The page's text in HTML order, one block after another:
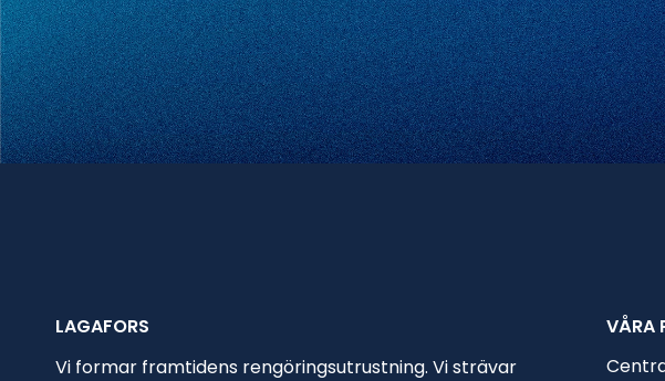
LAGAFORS
Vi formar framtidens rengöringsutrustning. Vi strävar
VÅRA